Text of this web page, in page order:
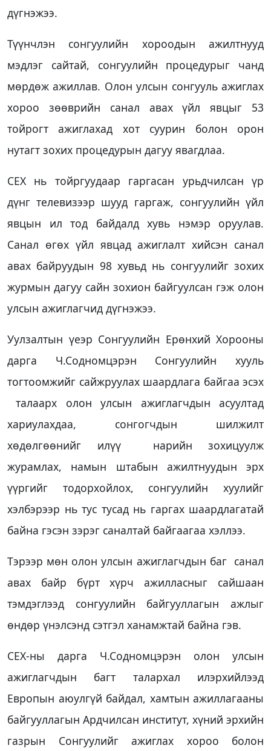
дүгнэжээ.
Түүнчлэн сонгуулийн хороодын ажилтнууд
мэдлэг сайтай, сонгуулийн процедурыг чанд
мөрдөж ажиллав. Олон улсын сонгууль ажиглах
хороо зөөврийн санал авах үйл явцыг 53
тойрогт ажиглахад хот суурин болон орон
нутагт зохих процедурын дагуу явагдлаа.
СЕХ нь тойргуудаар гаргасан урьдчилсан үр
дүнг телевизээр шууд гаргаж, сонгуулийн үйл
явцын ил тод байдалд хувь нэмэр оруулав.
Санал өгөх үйл явцад ажиглалт хийсэн санал
авах байруудын 98 хувьд нь сонгуулийг зохих
журмын дагуу сайн зохион байгуулсан гэж олон
улсын ажиглагчид дүгнэжээ.
Уулзалтын үеэр Сонгуулийн Ерөнхий Хорооны
дарга Ч.Содномцэрэн Сонгуулийн хууль
тогтоомжийг сайжруулах шаардлага байгаа эсэх
талаарх олон улсын ажиглагчдын асуултад
хариулахдаа, сонгогчдын шилжилт
хөдөлгөөнийг илүү нарийн зохицуулж
журамлах, намын штабын ажилтнуудын эрх
үүргийг тодорхойлох, сонгуулийн хуулийг
хэлбэрээр нь тус тусад нь гаргах шаардлагатай
байна гэсэн зэрэг саналтай байгаагаа хэллээ.
Тэрээр мөн олон улсын ажиглагчдын баг санал
авах байр бүрт хүрч ажилласныг сайшаан
тэмдэглээд сонгуулийн байгууллагын ажлыг
өндөр үнэлсэнд сэтгэл ханамжтай байна гэв.
СЕХ-ны дарга Ч.Содномцэрэн олон улсын
ажиглагчдын багт талархал илэрхийлээд
Европын аюулгүй байдал, хамтын ажиллагааны
байгууллагын Ардчилсан институт, хүний эрхийн
газрын Сонгуулийг ажиглах хороо болон